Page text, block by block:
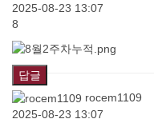
2025-08-23 13:07
8
답글
rocem1109
2025-08-23 13:07